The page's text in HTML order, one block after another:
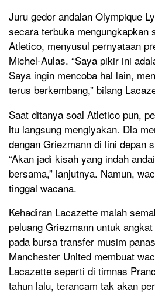
Juru gedor andalan Olympique
secara terbuka mengungkapkan
Atletico, menyusul pernyataan
Michel-Aulas. “Saya pikir ini
Saya ingin mencoba hal lain,
terus berkembang,” bilang
Saat ditanya soal Atletico pun,
itu langsung mengiyakan. Dia
dengan Griezmann di lini depan
“Akan jadi kisah yang indah
bersama,” lanjutnya. Namun,
tinggal wacana.
Kehadiran Lacazette malah
peluang Griezmann untuk
pada bursa transfer musim
Manchester United membuat
Lacazette seperti di timnas
tahun lalu, terancam tak akan